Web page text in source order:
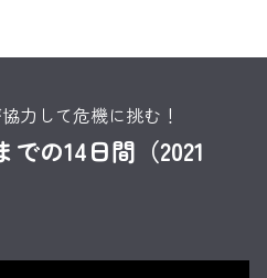
力して危機に挑む！
の14日間（2021